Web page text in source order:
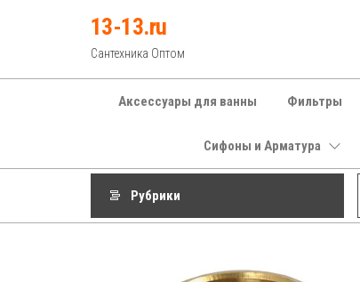
13-13.ru
Сантехника Оптом
Аксессуары для ванны Фильтры
Сифоны и Арматура
Рубрики